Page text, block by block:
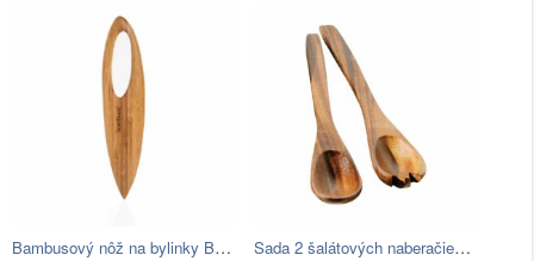
Bambusový nôž na bylinky Bambum Gaas Sada 2 šalátových naberačiek z…